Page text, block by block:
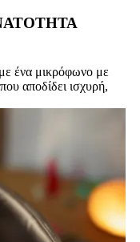
ένα μικρόφωνο με
αποδίδει ισχυρή,